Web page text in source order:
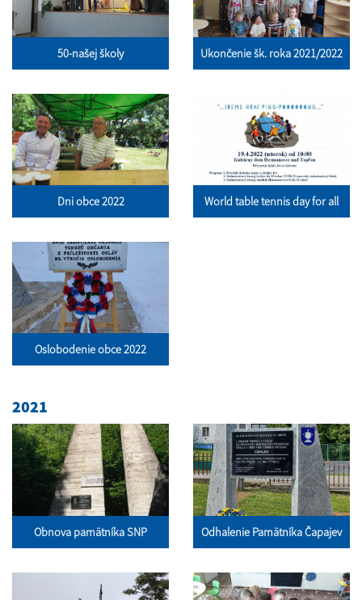
50-našej školy Ukončenie šk. roka 2021/2022
Dni obce 2022 World table tennis day for all
Oslobodenie obce 2022
2021
Obnova pamätníka SNP Odhalenie Pamätníka Čapajev